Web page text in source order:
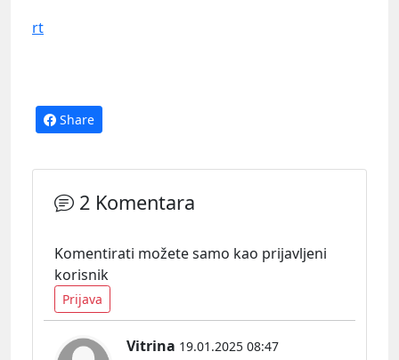
rt
Share
2 Komentara
Komentirati možete samo kao prijavljeni
korisnik
Prijava
Vitrina 19.01.2025 08:47